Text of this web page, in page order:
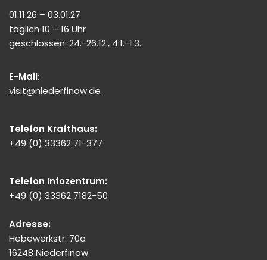
01.11.26 – 03.01.27
täglich 10 – 16 Uhr
geschlossen: 24.-26.12., 4.1.-1.3.
E-Mail:
visit@niederfinow.de
Telefon Krafthaus:
+49 (0) 33362 71-377
Telefon Infozentrum:
+49 (0) 33362 7182-50
Adresse:
Hebewerkstr. 70a
16248 Niederfinow